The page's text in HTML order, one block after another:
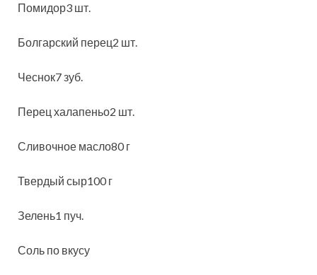
Помидор3 шт.
Болгарский перец2 шт.
Чеснок7 зуб.
Перец халапеньо2 шт.
Сливочное масло80 г
Твердый сыр100 г
Зелень1 пуч.
Соль по вкусу